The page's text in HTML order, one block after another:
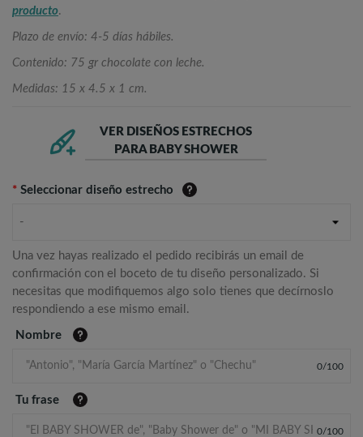
producto.
Plazo de envío: 4-5 días hábiles.
Contenido: 75 gr chocolate con leche.
Medidas: 15 x 4.5 x 1 cm.
VER DISEÑOS ESTRECHOS
PARA BABY SHOWER
* Seleccionar diseño estrecho
-
Una vez hayas realizado el pedido recibirás un email de
confirmación con el boceto de tu diseño personalizado. Si
necesitas que modifiquemos algo solo tienes que decírnoslo
respondiendo a ese mismo email.
Nombre
0/100
Tu frase
0/100